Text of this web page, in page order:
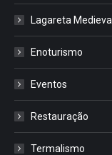
Lagareta Medieval
Enoturismo
Eventos
Restauração
Termalismo